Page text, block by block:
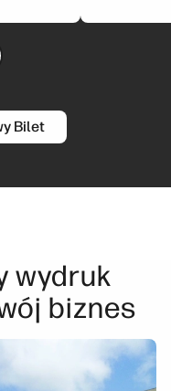
slide
Bilet
wydruk
biznes